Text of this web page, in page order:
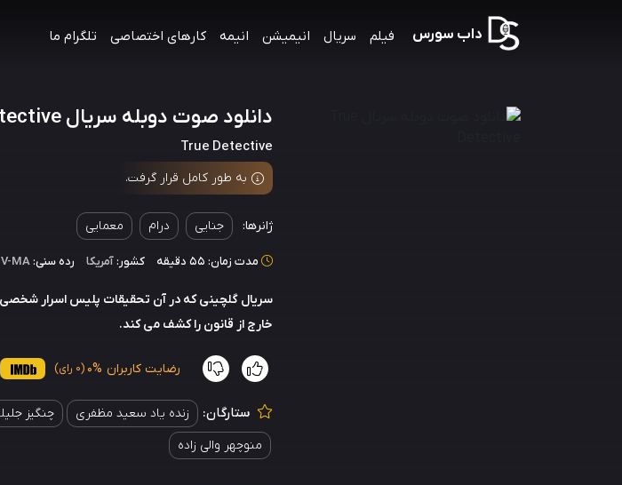
داب سورس فیلم سریال انیمیشن انیمه کارهای اختصاصی تلگرام ما
دانلود صوت دوبله سریال True Detective
True Detective
به طور کامل قرار گرفت.
ژانرها: جنایی درام معمایی
مدت زمان: 55 دقیقه کشور:آمریکا رده سنی:MA
سریال گلچینی که در آن تحقیقات پلیس اسرار شخصی
خارج از قانون را کشف می کند.
رضایت کاربران 0% (0 رای)
ستارگان: زنده یاد سعید مظفری چنگیز
منوچهر وا‌لی زاده